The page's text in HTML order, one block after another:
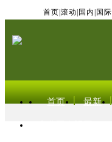
首页 滚动 国内 国际
首页 最新